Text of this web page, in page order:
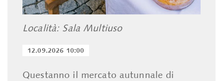
Località: Sala Multiuso
12.09.2026 10:00
Questanno il mercato autunnale di